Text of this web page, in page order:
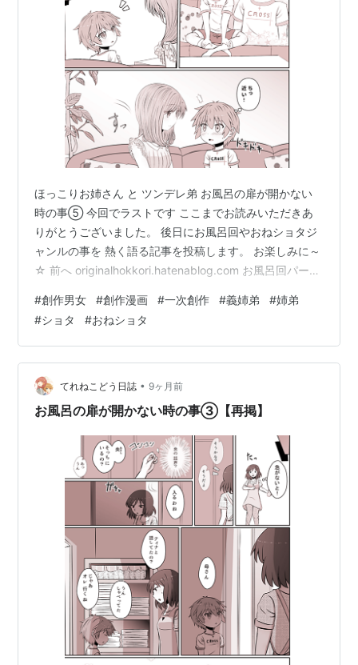
ほっこりお姉さん と ツンデレ弟 お風呂の扉が開かない
時の事⑤ 今回でラストです ここまでお読みいただきあ
りがとうございました。 後日にお風呂回やおねショタジ
ャンルの事を 熱く語る記事を投稿します。 お楽しみに～
☆ 前へ originalhokkori.hatenablog.com お風呂回パート
ラへ originalhokkori.hatenablog.com 他おすすめ お風呂
回の前のお話もおすすめです
originalhokkori.hatenablog.com originalhokkori.haten…
#創作男女 #創作漫画 #一次創作 #義姉弟 #姉弟
#ショタ #おねショタ
てれねこどう日誌 • 9ヶ月前
お風呂の扉が開かない時の事③【再掲】